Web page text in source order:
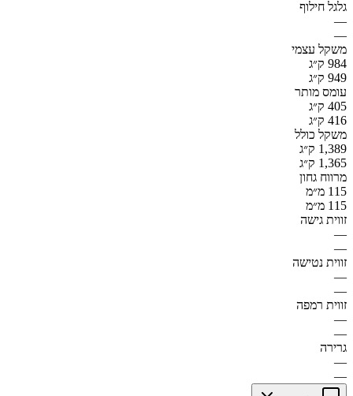
גלגל חילוף
—
—
משקל עצמי
984 ק״ג
949 ק״ג
עומס מותר
405 ק״ג
416 ק״ג
משקל כולל
1,389 ק״ג
1,365 ק״ג
מרווח גחון
115 מ״מ
115 מ״מ
זווית גישה
—
—
זווית נטישה
—
—
זווית רמפה
—
—
גרירה
—
—